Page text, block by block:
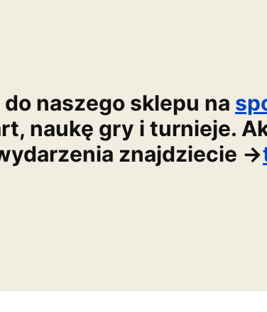
naszego sklepu na
naukę gry i turnieje.
znajdziecie ->